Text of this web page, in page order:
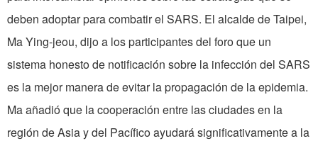
deben adoptar para combatir el SARS. El alcalde de Taipei,
Ma Ying-jeou, dijo a los participantes del foro que un
sistema honesto de notificación sobre la infección del SARS
es la mejor manera de evitar la propagación de la epidemia.
Ma añadió que la cooperación entre las ciudades en la
región de Asia y del Pacífico ayudará significativamente a la